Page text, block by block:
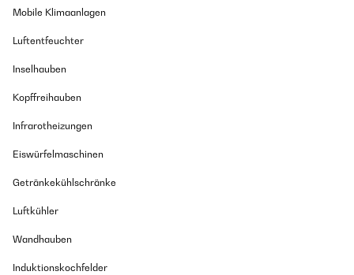
Mobile Klimaanlagen
Luftentfeuchter
Inselhauben
Kopffreihauben
Infrarotheizungen
Eiswürfelmaschinen
Getränkekühlschränke
Luftkühler
Wandhauben
Induktionskochfelder